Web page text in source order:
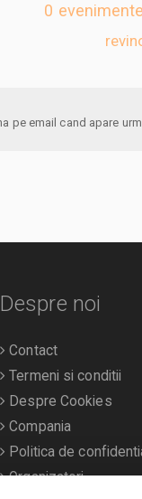
0
Despre noi
Contact
Termeni si conditii
Despre Cookies
Compania
Politica de
Organizatori